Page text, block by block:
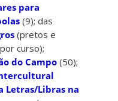
para
(9); das
(pretos e
curso);
do Campo(50);
Letras/Libras na